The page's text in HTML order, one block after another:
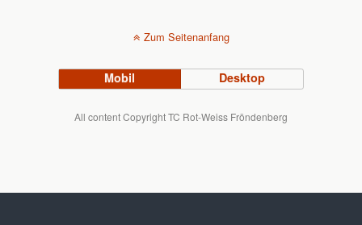
Zum Seitenanfang
Mobil Desktop
All content Copyright TC Rot-Weiss Fröndenberg